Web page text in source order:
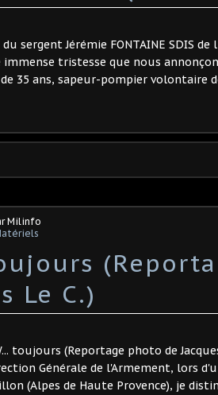
sergent Jérémie FONTAINE SDIS
immense tristesse que nous
de 35 ans, sapeur-pompier volontaire
Milinfo
Le C.)
toujours (Reportage photo de
Générale de l'Armement, lors
(Alpes de Haute Provence), je